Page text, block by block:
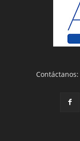
Contáctanos: